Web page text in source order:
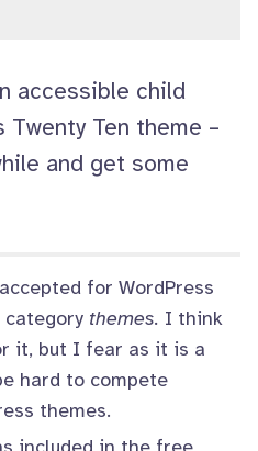
accessible child
Ten theme –
and get some
for WordPress
category themes. I think
it, but I fear as it is a
hard to compete
themes.